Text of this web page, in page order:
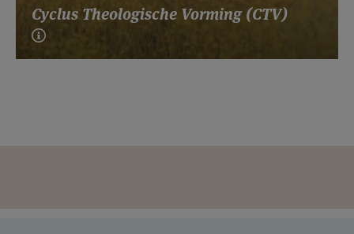
Cyclus Theologische Vorming (CTV)